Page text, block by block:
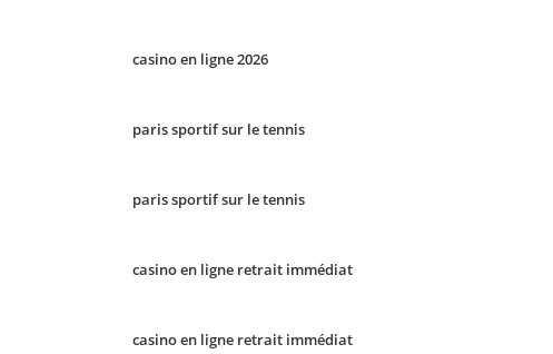
casino en ligne 2026
paris sportif sur le tennis
paris sportif sur le tennis
casino en ligne retrait immédiat
casino en ligne retrait immédiat